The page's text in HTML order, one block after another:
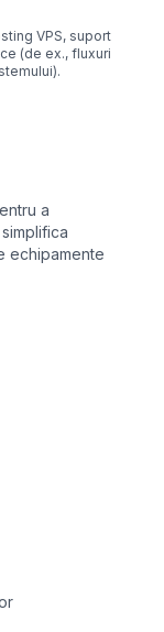
VPS, suport
(de ex., fluxuri
a
echipamente